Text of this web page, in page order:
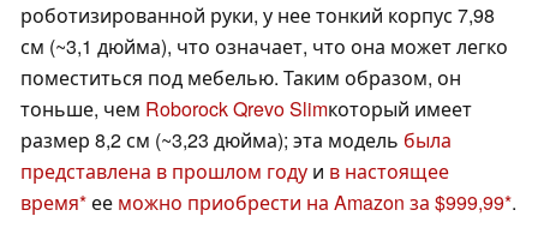
роботизированной руки, у нее тонкий корпус 7,98
см (~3,1 дюйма), что означает, что она может легко
поместиться под мебелью. Таким образом, он
тоньше, чем Roborock Qrevo Slimкоторый имеет
размер 8,2 см (~3,23 дюйма); эта модель была
представлена в прошлом году и в настоящее
время ее можно приобрести на Amazon за $999,99 .